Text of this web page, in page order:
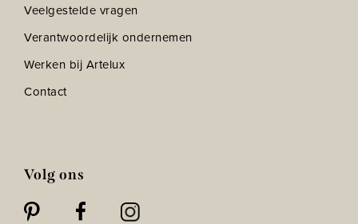
Veelgestelde vragen
Verantwoordelijk ondernemen
Werken bij Artelux
Contact
Volg ons